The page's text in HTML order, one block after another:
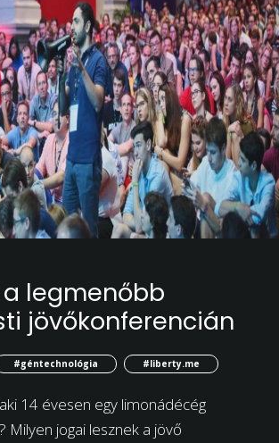
a legmenőbb
jövőkonferencián
#géntechnológia #liberty.me
14 évesen egy limonádécég
Milyen jogai lesznek a jövő